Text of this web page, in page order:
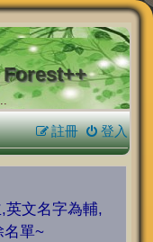
登入
註冊
英文名字為輔,
名單~